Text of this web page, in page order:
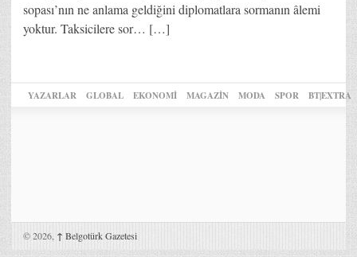
sopası’nın ne anlama geldiğini diplomatlara sormanın âlemi
yoktur. Taksicilere sor… […]
YAZARLAR GLOBAL EKONOMİ MAGAZİN MODA SPOR BT|EXTRA
© 2026, ↑ Belgotürk Gazetesi